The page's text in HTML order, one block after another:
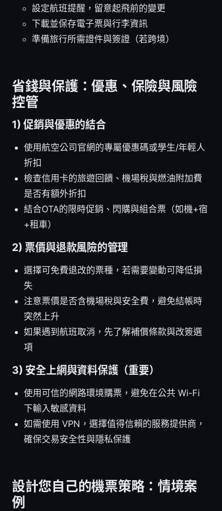
設定航班提醒，留意起飛前的變更
下載並保存電子票與行李資訊
準備旅行所需證件與簽證（若跨境）
省錢與保護：優惠、保險與風險
控管
1) 促銷與優惠的結合
使用航空公司官網的專屬優惠碼或學生/年輕人
折扣
檢查信用卡的旅遊回饋、機場稅與燃油附加費
是否有額外折扣
結合OTA的限時促銷、閃購與組合票（如機+宿
+租車）
2) 票價與退款風險的管理
選擇可免費退改的票種，若需要變動可降低損
失
注意票價是否含機場稅與安全費，避免結帳時
突然上升
如果遇到航班取消，先了解補償條款與改簽選
項
3) 安全上網與資料保護（重要）
使用可信的網路環境購票，避免在公共 Wi-Fi
下輸入敏感資料
如需使用 VPN，選擇值得信賴的服務提供商，
確保交易安全性與隱私保護
設計您自己的機票策略：情境案
例